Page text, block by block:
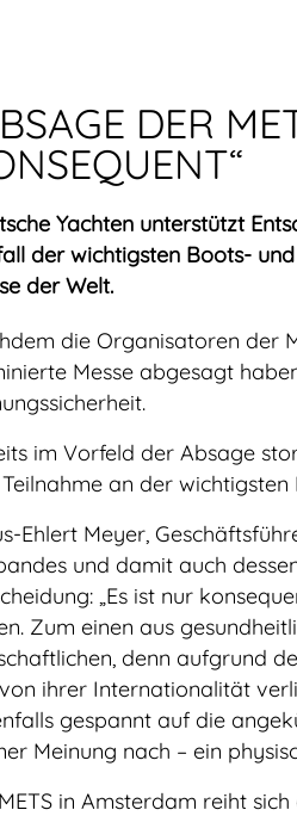
DER
Yachten unterstützt
der wichtigsten Boots-
der Welt.
die Organisatoren der
Messe abgesagt
im Vorfeld der Absage
an der
Ehlert Meyer,
und damit auch
„Es ist nur
Zum einen aus
denn aufgrund
ihrer Internationalität
gespannt auf die
Meinung nach – ein
in Amsterdam reiht